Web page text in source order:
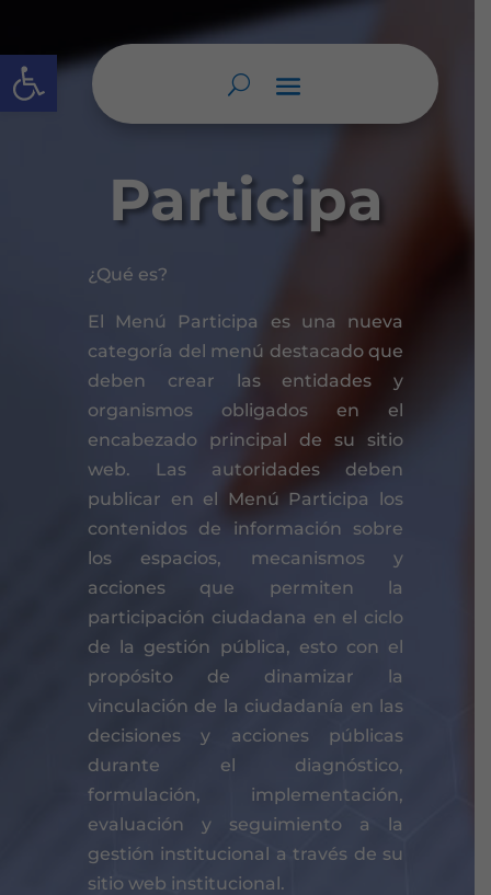
Abrir barra de herramientas
Participa
¿Qué es?
El Menú Participa es una nueva
categoría del menú destacado que
deben crear las entidades y
organismos obligados en el
encabezado principal de su sitio
web. Las autoridades deben
publicar en el Menú Participa los
contenidos de información sobre
los espacios, mecanismos y
acciones que permiten la
participación ciudadana en el ciclo
de la gestión pública, esto con el
propósito de dinamizar la
vinculación de la ciudadanía en las
decisiones y acciones públicas
durante el diagnóstico,
formulación, implementación,
evaluación y seguimiento a la
gestión institucional a través de su
sitio web institucional.